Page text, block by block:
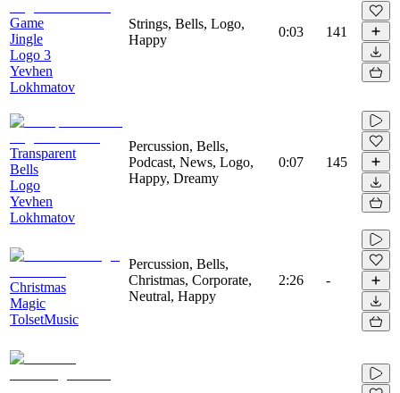
Game
Jingle
Logo 3
Yevhen
Lokhmatov
Strings, Bells, Logo,
Happy
0:03 141
Transparent
Bells
Logo
Yevhen
Lokhmatov
Percussion, Bells,
Podcast, News, Logo,
Happy, Dreamy
0:07 145
Christmas
Magic
TolsetMusic
Percussion, Bells,
Christmas, Corporate,
Neutral, Happy
2:26 -